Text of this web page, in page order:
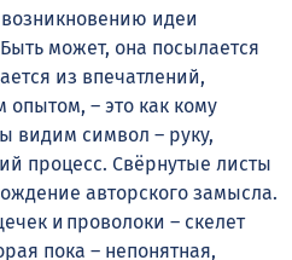
идеи
может, она посылается
из впечатлений,
– это как кому
видим символ – руку,
процесс. Свёрнутые листы
авторского замысла.
и проволоки – скелет
пока – непонятная,